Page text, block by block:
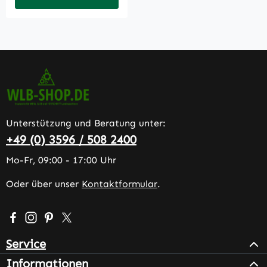
Unterstützung und Beratung unter:
+49 (0) 3596 / 508 2400
Mo-Fr, 09:00 - 17:00 Uhr
Oder über unser Kontaktformular.
Besuche uns auf Facebook – öffnet in neuem Tab
Schau auf Instagram vorbei – öffnet in neuem Tab
Lass dich auf Pinterest inspirieren – öffnet in
Folge uns auf X – öffnet in neuem Tab
Service
Informationen